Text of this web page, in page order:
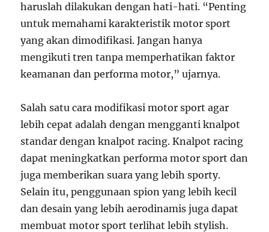
haruslah dilakukan dengan hati-hati. “Penting
untuk memahami karakteristik motor sport
yang akan dimodifikasi. Jangan hanya
mengikuti tren tanpa memperhatikan faktor
keamanan dan performa motor,” ujarnya.
Salah satu cara modifikasi motor sport agar
lebih cepat adalah dengan mengganti knalpot
standar dengan knalpot racing. Knalpot racing
dapat meningkatkan performa motor sport dan
juga memberikan suara yang lebih sporty.
Selain itu, penggunaan spion yang lebih kecil
dan desain yang lebih aerodinamis juga dapat
membuat motor sport terlihat lebih stylish.